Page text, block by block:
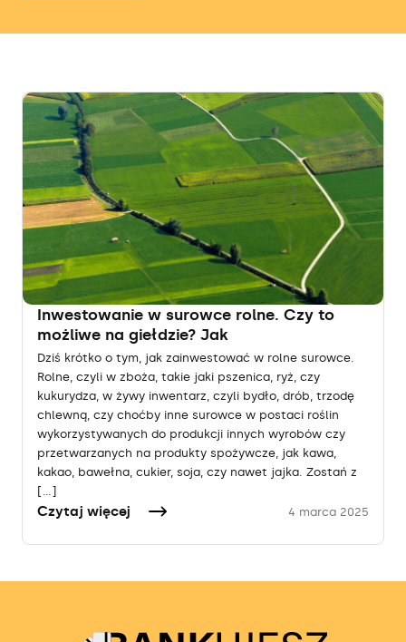
Inwestowanie w surowce rolne. Czy to
możliwe na giełdzie? Jak
Dziś krótko o tym, jak zainwestować w rolne surowce.
Rolne, czyli w zboża, takie jaki pszenica, ryż, czy
kukurydza, w żywy inwentarz, czyli bydło, drób, trzodę
chlewną, czy choćby inne surowce w postaci roślin
wykorzystywanych do produkcji innych wyrobów czy
przetwarzanych na produkty spożywcze, jak kawa,
kakao, bawełna, cukier, soja, czy nawet jajka. Zostań z
[…]
Czytaj więcej 4 marca 2025